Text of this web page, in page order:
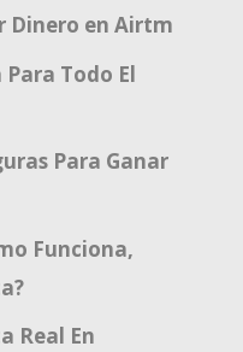
Dinero en Airtm
Para Todo El
Para Ganar
Funciona,
Real En